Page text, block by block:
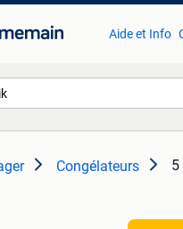
Aide et Info
Congélateurs 5